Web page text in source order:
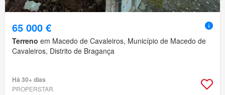
65 000 €
Terreno em Macedo de Cavaleiros, Município de Macedo de
Cavaleiros, Distrito de Bragança
Há 30+ dias
PROPERSTAR